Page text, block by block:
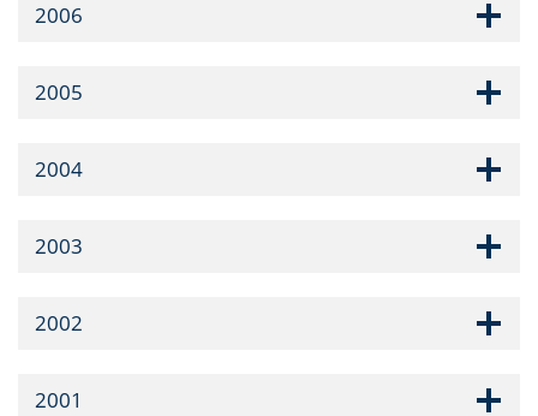
2006
2005
2004
2003
2002
2001